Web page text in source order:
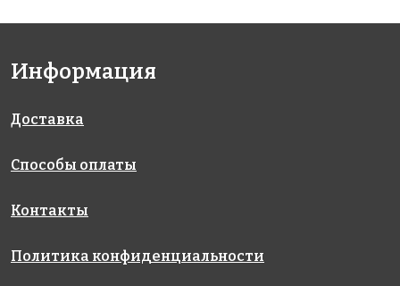
выравнивания
LITOCHROM
3590 руб.
затирка
затирка
Информация
Доставка
Способы оплаты
Контакты
Политика конфиденциальности